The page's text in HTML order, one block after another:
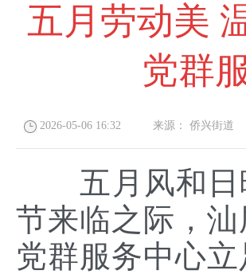
五月劳动美
党群
2026-05-06 16:32 来源： 侨兴街道
五月风和
节来临之际，
党群服务中心